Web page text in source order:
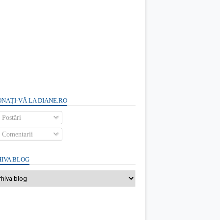
VĂ LA DIANE.RO
Postări
Comentarii
BLOG